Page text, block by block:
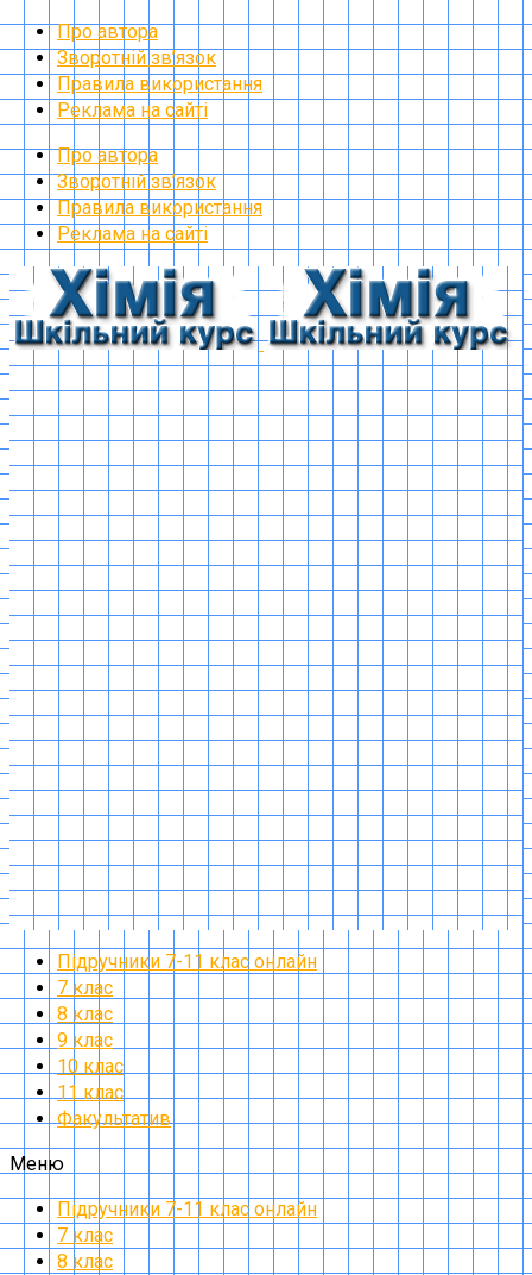
Про автора
Зворотній зв’язок
Правила використання
Реклама на сайті
Про автора
Зворотній зв’язок
Правила використання
Реклама на сайті
Підручники 7-11 клас онлайн
7 клас
8 клас
9 клас
10 клас
11 клас
Факультатив
Меню
Підручники 7-11 клас онлайн
7 клас
8 клас